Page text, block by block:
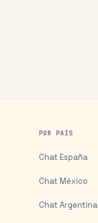
POR PAÍS
Chat España
Chat México
Chat Argentina